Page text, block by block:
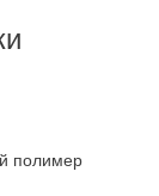
полимер